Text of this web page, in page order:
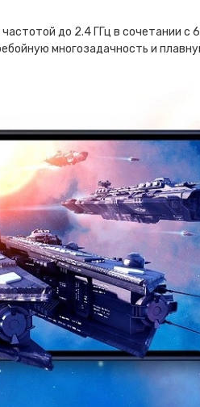
до 2.4 ГГц в сочетании с
многозадачность и